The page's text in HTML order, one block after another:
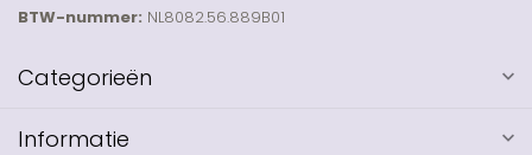
BTW-nummer: NL8082.56.889B01
Categorieën
Informatie